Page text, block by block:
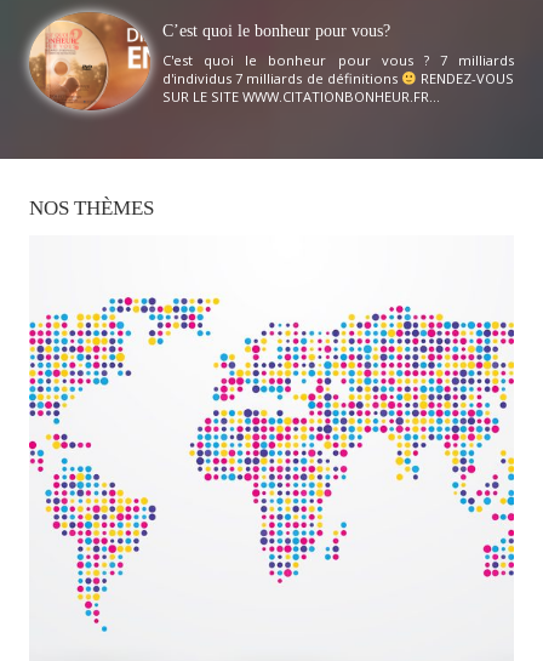
C’est quoi le bonheur pour vous?
C'est quoi le bonheur pour vous ? 7 milliards
d'individus 7 milliards de définitions
RENDEZ-VOUS
SUR LE SITE WWW.CITATIONBONHEUR.FR...
NOS THÈMES